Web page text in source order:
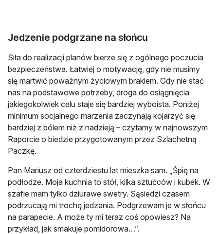
Jedzenie podgrzane na słońcu
Siła do realizacji planów bierze się z ogólnego poczucia
bezpieczeństwa. Łatwiej o motywację, gdy nie musimy
się martwić poważnym życiowym brakiem. Gdy nie stać
nas na podstawowe potrzeby, droga do osiągnięcia
jakiegokolwiek celu staje się bardziej wyboista. Poniżej
minimum socjalnego marzenia zaczynają kojarzyć się
bardziej z bólem niż z nadzieją – czytamy w najnowszym
Raporcie o biedzie przygotowanym przez Szlachetną
Paczkę.
Pan Mariusz od czterdziestu lat mieszka sam. „Śpię na
podłodze. Moja kuchnia to stół, kilka sztućców i kubek. W
szafie mam tylko dziurawe swetry. Sąsiedzi czasem
podrzucają mi trochę jedzenia. Podgrzewam je w słońcu
na parapecie. A może ty mi teraz coś opowiesz? Na
przykład, jak smakuje pomidorowa…”.